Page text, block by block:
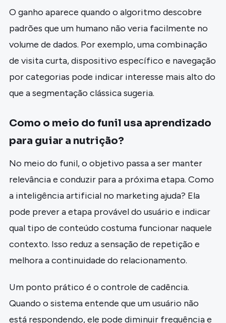
O ganho aparece quando o algoritmo descobre
padrões que um humano não veria facilmente no
volume de dados. Por exemplo, uma combinação
de visita curta, dispositivo específico e navegação
por categorias pode indicar interesse mais alto do
que a segmentação clássica sugeria.
Como o meio do funil usa aprendizado
para guiar a nutrição?
No meio do funil, o objetivo passa a ser manter
relevância e conduzir para a próxima etapa. Como
a inteligência artificial no marketing ajuda? Ela
pode prever a etapa provável do usuário e indicar
qual tipo de conteúdo costuma funcionar naquele
contexto. Isso reduz a sensação de repetição e
melhora a continuidade do relacionamento.
Um ponto prático é o controle de cadência.
Quando o sistema entende que um usuário não
está respondendo, ele pode diminuir frequência e